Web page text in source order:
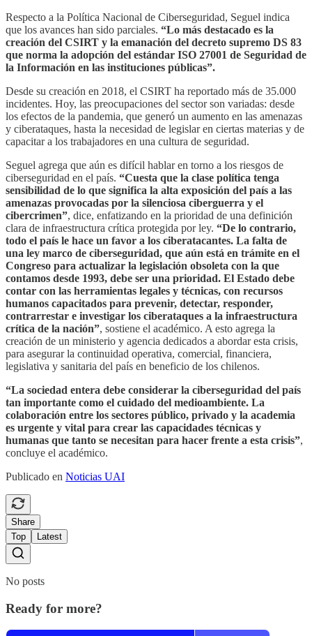
Respecto a la Política Nacional de Ciberseguridad, Seguel indica
que los avances han sido parciales. “Lo más destacado es la
creación del CSIRT y la emanación del decreto supremo DS 83
que norma la adopción del estándar ISO 27001 de Seguridad de
la Información en las instituciones públicas”.
Desde su creación en 2018, el CSIRT ha reportado más de 35.000
incidentes. Hoy, las preocupaciones del sector son variadas: desde
los efectos de la pandemia, que generó un aumento en las amenazas
y ciberataques, hasta la necesidad de legislar en ciertas materias y de
capacitar a los trabajadores en una cultura de seguridad.
Seguel agrega que aún es difícil hablar en torno a los riesgos de
ciberseguridad en el país. “Cuesta que la clase política tenga
sensibilidad de lo que significa la alta exposición del país a las
amenazas provocadas por la silenciosa ciberguerra y el
cibercrimen”, dice, enfatizando en la prioridad de una definición
clara de infraestructura crítica protegida por ley. “De lo contrario,
todo el país le hace un favor a los ciberatacantes. La falta de
una ley marco de ciberseguridad, que aún está en trámite en el
Congreso para actualizar la legislación obsoleta con la que
contamos desde 1993, debe ser una prioridad. El Estado debe
contar con las herramientas legales y técnicas, con recursos
humanos capacitados para prevenir, detectar, responder,
contrarrestar e investigar los ciberataques a la infraestructura
crítica de la nación”, sostiene el académico. A esto agrega la
creación de un ministerio y agencia dedicados a abordar esta crisis,
para asegurar la continuidad operativa, comercial, financiera,
legislativa y sanitaria del país en beneficio de los chilenos.
“La sociedad entera debe considerar la ciberseguridad del país
tan importante como el cuidado del medioambiente. La
colaboración entre los sectores público, privado y la academia
es urgente y vital para crear las capacidades técnicas y
humanas que tanto se necesitan para hacer frente a esta crisis”,
concluye el académico.
Publicado en Noticias UAI
Share
Top
Latest
No posts
Ready for more?